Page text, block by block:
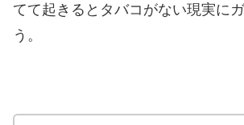
てて起きるとタバコがない現実に
う。